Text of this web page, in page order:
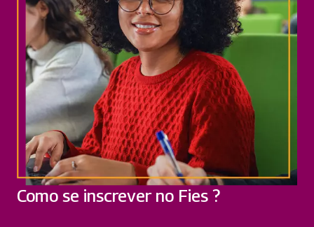
Como se inscrever no Fies ?